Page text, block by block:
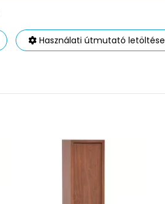
Használati útmutató letöltése